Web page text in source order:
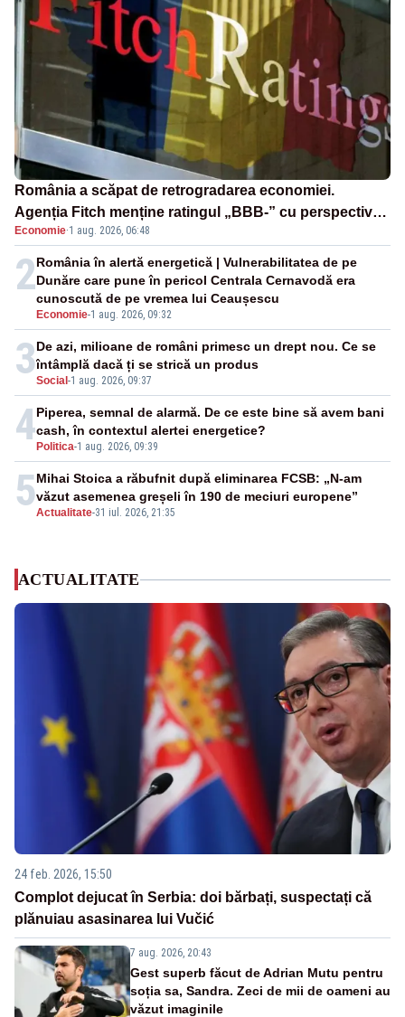
România a scăpat de retrogradarea economiei.
Agenția Fitch menține ratingul „BBB-” cu perspectivă
negativă
Economie·1 aug. 2026, 06:48
2
Economie-1 aug. 2026, 09:32
România în alertă energetică | Vulnerabilitatea de pe
Dunăre care pune în pericol Centrala Cernavodă era
cunoscută de pe vremea lui Ceaușescu
3Social -1 aug. 2026, 09:37
De azi, milioane de români primesc un drept nou. Ce se
întâmplă dacă ți se strică un produs
4 Politica-1 aug. 2026, 09:39
Piperea, semnal de alarmă. De ce este bine să avem bani
cash, în contextul alertei energetice?
5Actualitate-31 iul. 2026, 21:35
Mihai Stoica a răbufnit după eliminarea FCSB: „N-am
văzut asemenea greșeli în 190 de meciuri europene”
ACTUALITATE
24 feb. 2026, 15:50
Complot dejucat în Serbia: doi bărbați, suspectați că
plănuiau asasinarea lui Vučić
7 aug. 2026, 20:43
Gest superb făcut de Adrian Mutu pentru
soția sa, Sandra. Zeci de mii de oameni au
văzut imaginile